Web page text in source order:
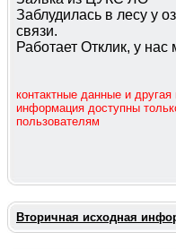
Заблудилась в лесу у
связи.
Работает Отклик, у нас
контактные данные и другая
информация доступны
пользователям
Вторичная исходная